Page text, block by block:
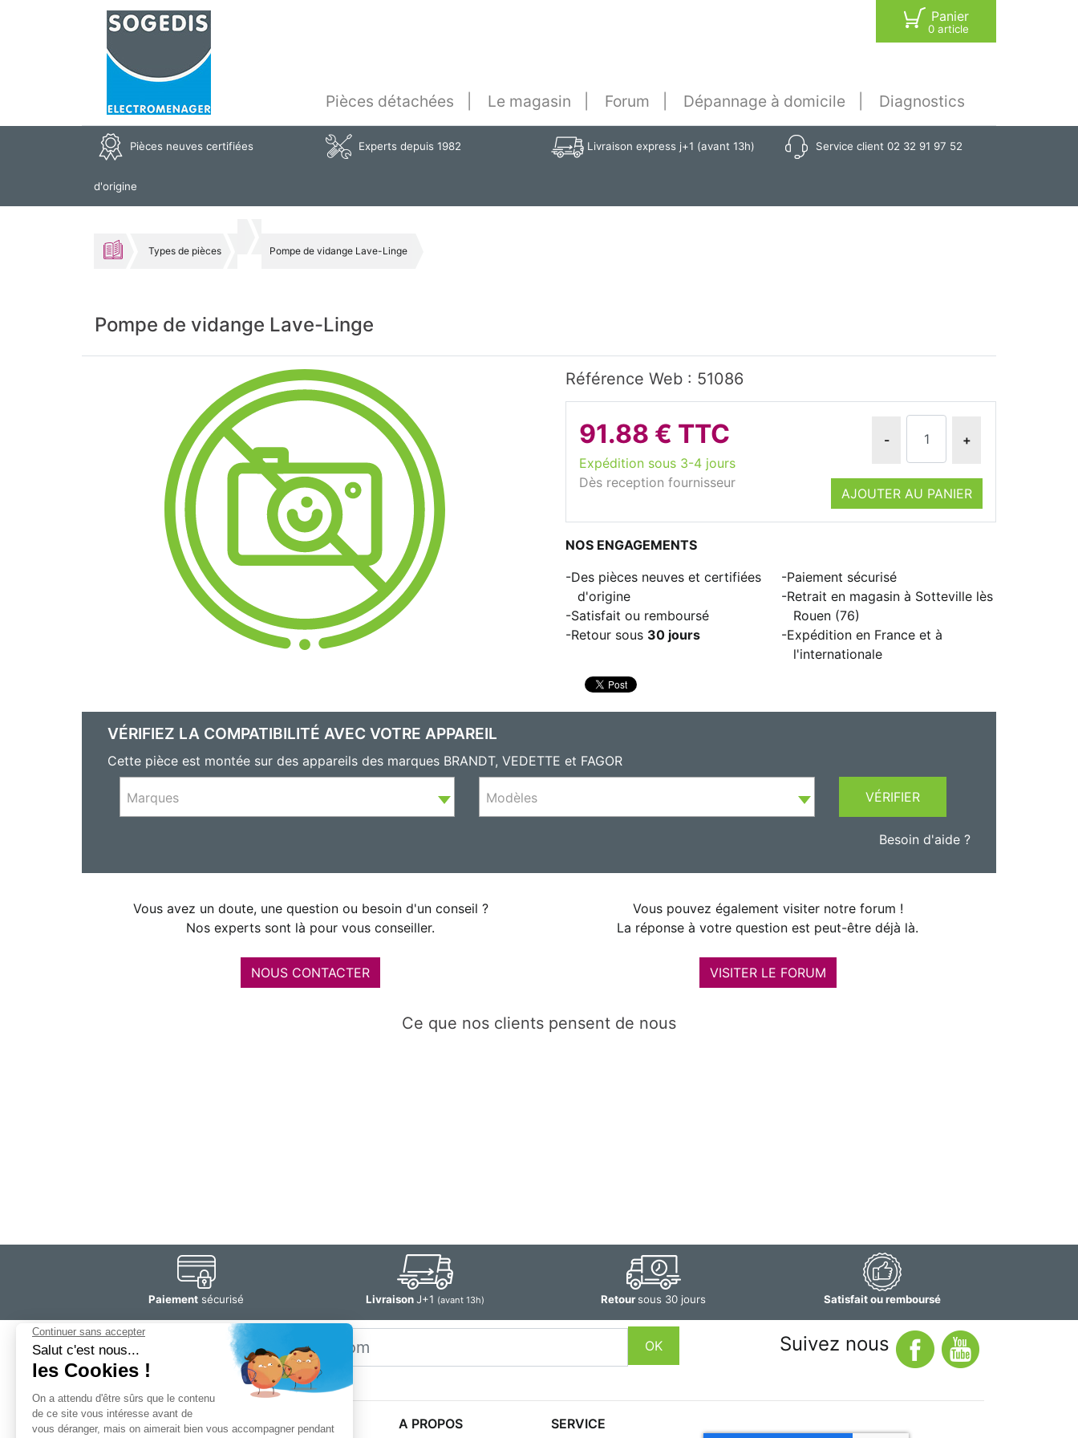
Panier
0 article
Pièces détachées Le magasin Forum Dépannage à domicile Diagnostics
Pièces neuves certifiées
d'origine
Experts depuis 1982 Livraison express j+1 (avant 13h) Service client 02 32 91 97 52
Types de pièces Pompe de vidange Lave-Linge
Pompe de vidange Lave-Linge
Référence Web : 51086
91.88 € TTC
Expédition sous 3-4 jours
Dès reception fournisseur
- +
AJOUTER AU PANIER
NOS ENGAGEMENTS
Des pièces neuves et certifiées
d'origine
Satisfait ou remboursé
Retour sous 30 jours
Paiement sécurisé
Retrait en magasin à Sotteville lès
Rouen (76)
Expédition en France et à
l'internationale
VÉRIFIEZ LA COMPATIBILITÉ AVEC VOTRE APPAREIL
Cette pièce est montée sur des appareils des marques BRANDT, VEDETTE et FAGOR
Marques Modèles VÉRIFIER
Besoin d'aide ?
Vous avez un doute, une question ou besoin d'un conseil ?
Nos experts sont là pour vous conseiller.
NOUS CONTACTER
Vous pouvez également visiter notre forum !
La réponse à votre question est peut-être déjà là.
VISITER LE FORUM
Ce que nos clients pensent de nous
Paiement sécurisé LivraisonJ+1 (avant 13h) Retoursous 30 jours Satisfait ou remboursé
Restez
informé
Email
OK Suivez nous
SOGEDIS SAS
A PROPOS SERVICE